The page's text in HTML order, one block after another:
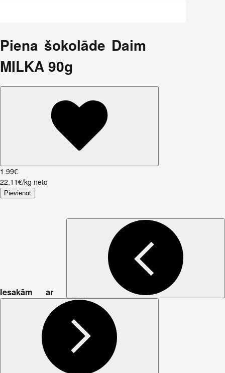
Piena šokolāde Daim
MILKA 90g
1 .99€
22,11€/kg neto
Pievienot
Iesakām ar